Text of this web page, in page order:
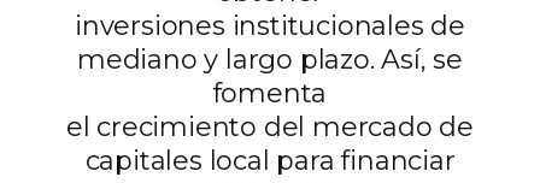
inversiones institucionales de
mediano y largo plazo. Así, se
fomenta
el crecimiento del mercado de
capitales local para financiar